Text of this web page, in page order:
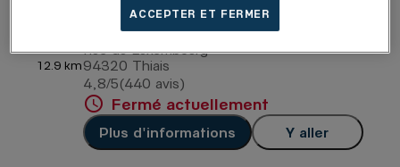
12.9 km
LOUIS PION THIAIS
Rue du Luxembourg
94320 Thiais
4,8/5 Note de 4.8 sur 5
(440 avis)
Fermé actuellement
Plus d'informations Y aller
ACCEPTER ET FERMER